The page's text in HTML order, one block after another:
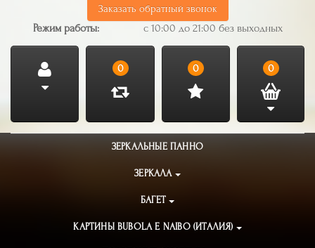
Заказать обратный звонок
Режим работы: с 10:00 до 21:00 без выходных
0 0 0
ЗЕРКАЛЬНЫЕ ПАННО
ЗЕРКАЛА
БАГЕТ
КАРТИНЫ BUBOLA E NAIBO (ИТАЛИЯ)